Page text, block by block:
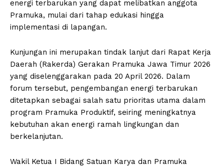
energi terbarukan yang dapat melibatkan anggota
Pramuka, mulai dari tahap edukasi hingga
implementasi di lapangan.
Kunjungan ini merupakan tindak lanjut dari Rapat Kerja
Daerah (Rakerda) Gerakan Pramuka Jawa Timur 2026
yang diselenggarakan pada 20 April 2026. Dalam
forum tersebut, pengembangan energi terbarukan
ditetapkan sebagai salah satu prioritas utama dalam
program Pramuka Produktif, seiring meningkatnya
kebutuhan akan energi ramah lingkungan dan
berkelanjutan.
Wakil Ketua I Bidang Satuan Karya dan Pramuka